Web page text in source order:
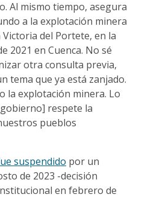
Al mismo tiempo, asegura
a la explotación minera
del Portete, en la
2021 en Cuenca. No sé
otra consulta previa,
tema que ya está zanjado.
la explotación minera. Lo
respete la
pueblos
suspendido por un
de 2023 -decisión
en febrero de